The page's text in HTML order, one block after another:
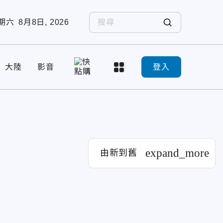
六 8月8日, 2026
大陸 影音 登入
由新到舊 expand_more